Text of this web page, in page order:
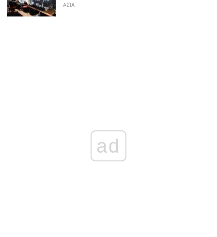
ΑΣΊΑ
ad